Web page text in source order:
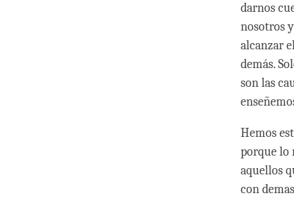
darnos
nosotros
alcanzar
demás.
son las
Hemos
porque lo
aquellos
con